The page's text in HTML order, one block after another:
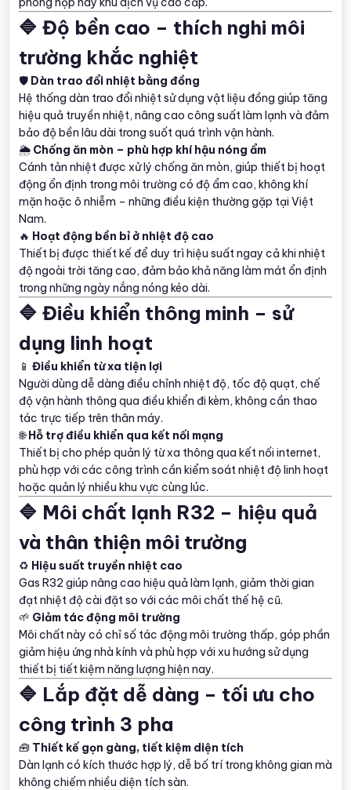
🔷 Độ bền cao – thích nghi môi
trường khắc nghiệt
🛡 Dàn trao đổi nhiệt bằng đồng
Hệ thống dàn trao đổi nhiệt sử dụng vật liệu đồng giúp tăng
hiệu quả truyền nhiệt, nâng cao công suất làm lạnh và đảm
bảo độ bền lâu dài trong suốt quá trình vận hành.
🌦 Chống ăn mòn – phù hợp khí hậu nóng ẩm
Cánh tản nhiệt được xử lý chống ăn mòn, giúp thiết bị hoạt
động ổn định trong môi trường có độ ẩm cao, không khí
mặn hoặc ô nhiễm – những điều kiện thường gặp tại Việt
Nam.
🔥 Hoạt động bền bỉ ở nhiệt độ cao
Thiết bị được thiết kế để duy trì hiệu suất ngay cả khi nhiệt
độ ngoài trời tăng cao, đảm bảo khả năng làm mát ổn định
trong những ngày nắng nóng kéo dài.
🔷 Điều khiển thông minh – sử
dụng linh hoạt
📱 Điều khiển từ xa tiện lợi
Người dùng dễ dàng điều chỉnh nhiệt độ, tốc độ quạt, chế
độ vận hành thông qua điều khiển đi kèm, không cần thao
tác trực tiếp trên thân máy.
🌐Hỗ trợ điều khiển qua kết nối mạng
Thiết bị cho phép quản lý từ xa thông qua kết nối internet,
phù hợp với các công trình cần kiểm soát nhiệt độ linh hoạt
hoặc quản lý nhiều khu vực cùng lúc.
🔷 Môi chất lạnh R32 – hiệu quả
và thân thiện môi trường
♻️ Hiệu suất truyền nhiệt cao
Gas R32 giúp nâng cao hiệu quả làm lạnh, giảm thời gian
đạt nhiệt độ cài đặt so với các môi chất thế hệ cũ.
🌱 Giảm tác động môi trường
Môi chất này có chỉ số tác động môi trường thấp, góp phần
giảm hiệu ứng nhà kính và phù hợp với xu hướng sử dụng
thiết bị tiết kiệm năng lượng hiện nay.
🔷 Lắp đặt dễ dàng – tối ưu cho
công trình 3 pha
🧰 Thiết kế gọn gàng, tiết kiệm diện tích
Dàn lạnh có kích thước hợp lý, dễ bố trí trong không gian mà
không chiếm nhiều diện tích sàn.